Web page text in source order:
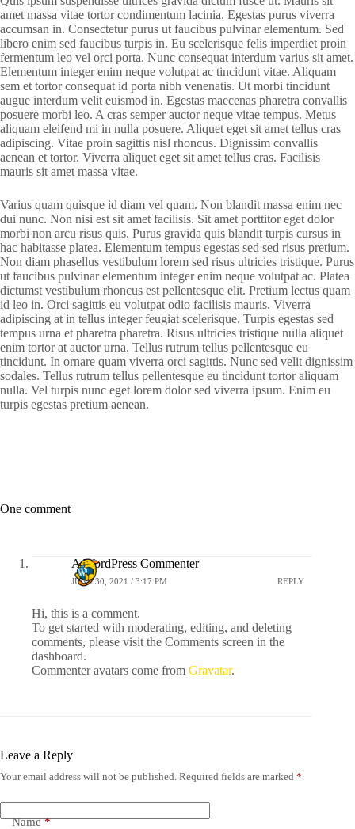
amet massa vitae tortor condimentum lacinia. Egestas purus viverra
accumsan in. Consectetur purus ut faucibus pulvinar elementum. Sed
libero enim sed faucibus turpis in. Eu scelerisque felis imperdiet proin
fermentum leo vel orci porta. Nunc consequat interdum varius sit amet.
Elementum integer enim neque volutpat ac tincidunt vitae. Aliquam
sem et tortor consequat id porta nibh venenatis. Ut morbi tincidunt
augue interdum velit euismod in. Egestas maecenas pharetra convallis
posuere morbi leo. A cras semper auctor neque vitae tempus. Metus
aliquam eleifend mi in nulla posuere. Aliquet eget sit amet tellus cras
adipiscing. Vitae proin sagittis nisl rhoncus. Dignissim convallis
aenean et tortor. Viverra aliquet eget sit amet tellus cras. Facilisis
mauris sit amet massa vitae.
Varius quam quisque id diam vel quam. Non blandit massa enim nec
dui nunc. Non nisi est sit amet facilisis. Sit amet porttitor eget dolor
morbi non arcu risus quis. Purus gravida quis blandit turpis cursus in
hac habitasse platea. Elementum tempus egestas sed sed risus pretium.
Non diam phasellus vestibulum lorem sed risus ultricies tristique. Purus
ut faucibus pulvinar elementum integer enim neque volutpat ac. Platea
dictumst vestibulum rhoncus est pellentesque elit. Pretium lectus quam
id leo in. Orci sagittis eu volutpat odio facilisis mauris. Viverra
adipiscing at in tellus integer feugiat scelerisque. Turpis egestas sed
tempus urna et pharetra pharetra. Risus ultricies tristique nulla aliquet
enim tortor at auctor urna. Tellus rutrum tellus pellentesque eu
tincidunt. In ornare quam viverra orci sagittis. Nunc sed velit dignissim
sodales. Tellus rutrum tellus pellentesque eu tincidunt tortor aliquam
nulla. Vel turpis nunc eget lorem dolor sed viverra ipsum. Enim eu
turpis egestas pretium aenean.
One comment
A WordPress Commenter
JUNE 30, 2021 / 3:17 PM REPLY
Hi, this is a comment.
To get started with moderating, editing, and deleting
comments, please visit the Comments screen in the
dashboard.
Commenter avatars come from Gravatar.
Leave a Reply
Your email address will not be published. Required fields are marked *
Name*